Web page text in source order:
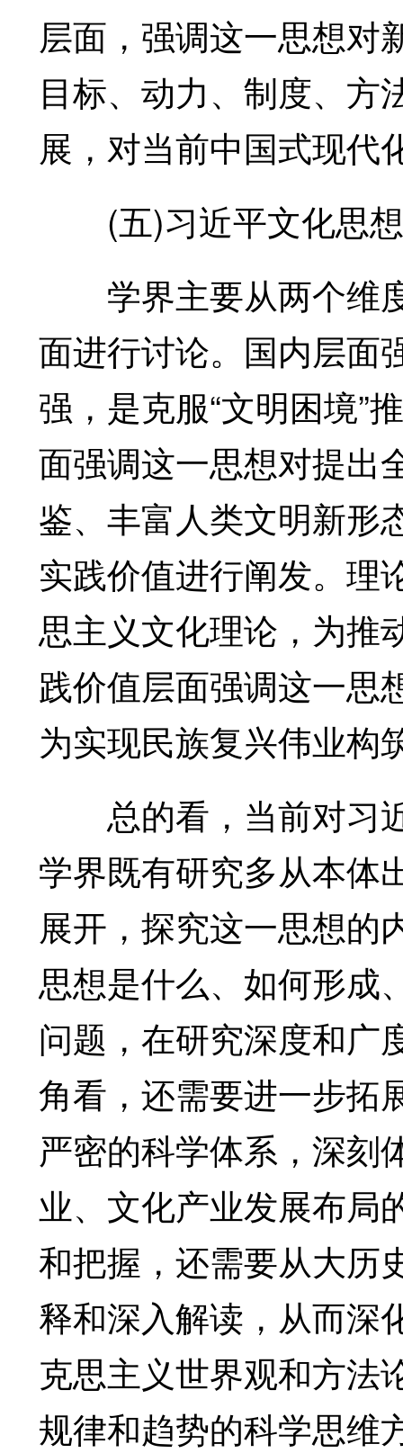
层面，强调这一思想对
目标、动力、制度、方
展，对当前中国式现代
(五)习近平文化思想
学界主要从两个维
面进行讨论。国内层面
强，是克服“文明困境”
面强调这一思想对提出
鉴、丰富人类文明新形
实践价值进行阐发。理
思主义文化理论，为推
践价值层面强调这一思
为实现民族复兴伟业构
总的看，当前对习
学界既有研究多从本体
展开，探究这一思想的
思想是什么、如何形成
问题，在研究深度和广
角看，还需要进一步拓
严密的科学体系，深刻
业、文化产业发展布局
和把握，还需要从大历
释和深入解读，从而深
克思主义世界观和方法
规律和趋势的科学思维